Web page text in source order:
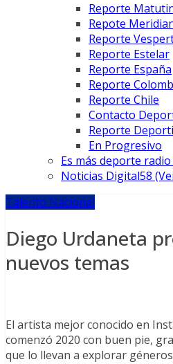
Reporte
Repote
Reporte
Reporte Estelar
Reporte España
Reporte
Reporte Chile
Contacto
Reporte
En Progresivo
Es más deporte
Noticias Digital58
Talento Nacional
Diego Urdaneta
nuevos temas
El artista mejor conocido en
comenzó 2020 con buen pie,
que lo llevan a explorar